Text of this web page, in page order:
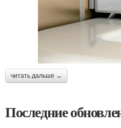
читать дальше →
Последние